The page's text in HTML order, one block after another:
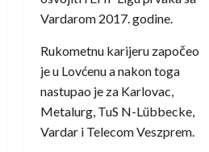
Vardarom 2017. godine.
Rukometnu karijeru započeo
je u Lovćenu a nakon toga
nastupao je za Karlovac,
Metalurg, TuS N-Lübbecke,
Vardar i Telecom Veszprem.